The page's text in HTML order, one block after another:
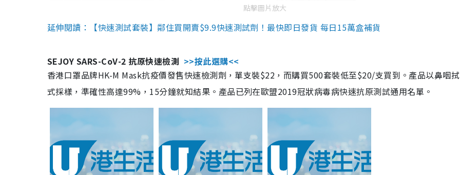
點擊圖片放大
延伸閱讀：【快速測試套裝】鄰住買開賣$9.9快速測試劑！最快即日發貨 每日15萬盒補貨
SEJOY SARS-CoV-2 抗原快速檢測 >>按此選購<<
香港口罩品牌HK-M Mask抗疫價發售快速檢測劑，單支裝$22，而購買500套裝低至$20/支買到。產品以鼻咽
式採樣，準確性高達99%，15分鐘就知結果。產品已列在歐盟2019冠狀病毒病快速抗原測試通用名單。